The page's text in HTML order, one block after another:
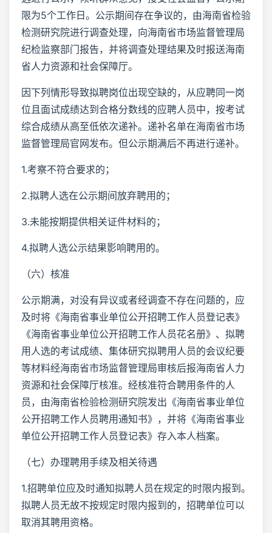
限为5个工作日。公示期间存在争议的，由海南省检验
检测研究院进行调查处理，向海南省市场监督管理局
纪检监察部门报告，并将调查处理结果及时报送海南
省人力资源和社会保障厅。
因下列情形导致拟聘岗位出现空缺的，从应聘同一岗
位且面试成绩达到合格分数线的应聘人员中，按考试
综合成绩从高至低依次递补。递补名单在海南省市场
监督管理局官网发布。但公示期满后不再进行递补。
1.考察不符合要求的；
2.拟聘人选在公示期间放弃聘用的；
3.未能按期提供相关证件材料的；
4.拟聘人选公示结果影响聘用的。
（六）核准
公示期满，对没有异议或者经调查不存在问题的，应
及时将《海南省事业单位公开招聘工作人员登记表》
《海南省事业单位公开招聘工作人员花名册》、拟聘
用人选的考试成绩、集体研究拟聘用人员的会议纪要
等材料经海南省市场监督管理局审核后报海南省人力
资源和社会保障厅核准。经核准符合聘用条件的人
员，由海南省检验检测研究院发出《海南省事业单位
公开招聘工作人员聘用通知书》，并将《海南省事业
单位公开招聘工作人员登记表》存入本人档案。
（七）办理聘用手续及相关待遇
1.招聘单位应及时通知拟聘人员在规定的时限内报到。
拟聘人员无故不按规定时限内报到的，招聘单位可以
取消其聘用资格。